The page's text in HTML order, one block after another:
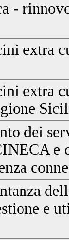
-
extra
extra
dei
e
e